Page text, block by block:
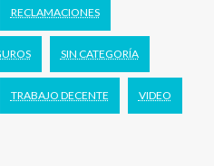
RECLAMACIONES
SIN CATEGORÍA
TRABAJO DECENTE VIDEO